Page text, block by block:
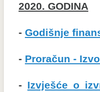
2020. GODINA
- Godišnje
- Proračun -
- Izvješće o